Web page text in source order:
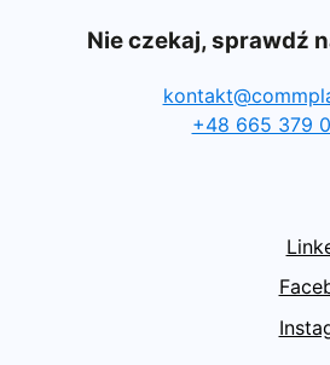
Nie czekaj, sprawdź
+48 665 379